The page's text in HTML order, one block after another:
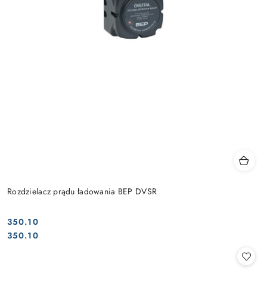
Rozdzielacz prądu ładowania BEP DVSR
Cena:
350.10
Cena:
350.10